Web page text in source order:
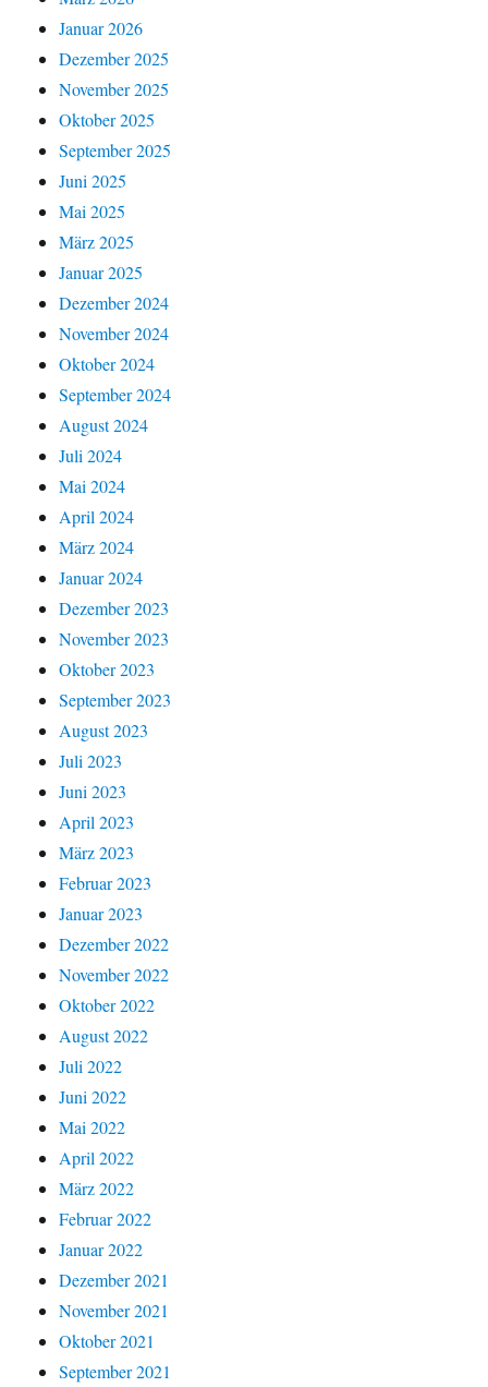
Januar 2026
Dezember 2025
November 2025
Oktober 2025
September 2025
Juni 2025
Mai 2025
März 2025
Januar 2025
Dezember 2024
November 2024
Oktober 2024
September 2024
August 2024
Juli 2024
Mai 2024
April 2024
März 2024
Januar 2024
Dezember 2023
November 2023
Oktober 2023
September 2023
August 2023
Juli 2023
Juni 2023
April 2023
März 2023
Februar 2023
Januar 2023
Dezember 2022
November 2022
Oktober 2022
August 2022
Juli 2022
Juni 2022
Mai 2022
April 2022
März 2022
Februar 2022
Januar 2022
Dezember 2021
November 2021
Oktober 2021
September 2021